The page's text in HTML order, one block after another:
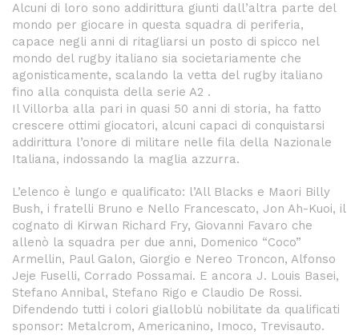
Alcuni di loro sono addirittura giunti dall’altra parte del
mondo per giocare in questa squadra di periferia,
capace negli anni di ritagliarsi un posto di spicco nel
mondo del rugby italiano sia societariamente che
agonisticamente, scalando la vetta del rugby italiano
fino alla conquista della serie A2 .
Il Villorba alla pari in quasi 50 anni di storia, ha fatto
crescere ottimi giocatori, alcuni capaci di conquistarsi
addirittura l’onore di militare nelle fila della Nazionale
Italiana, indossando la maglia azzurra.
L’elenco è lungo e qualificato: l’All Blacks e Maori Billy
Bush, i fratelli Bruno e Nello Francescato, Jon Ah-Kuoi, il
cognato di Kirwan Richard Fry, Giovanni Favaro che
allenò la squadra per due anni, Domenico “Coco”
Armellin, Paul Galon, Giorgio e Nereo Troncon, Alfonso
Jeje Fuselli, Corrado Possamai. E ancora J. Louis Basei,
Stefano Annibal, Stefano Rigo e Claudio De Rossi.
Difendendo tutti i colori gialloblù nobilitate da qualificati
sponsor: Metalcrom, Americanino, Imoco, Trevisauto.